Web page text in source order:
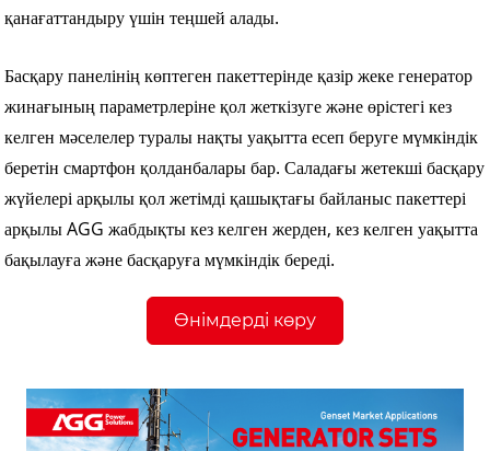
қанағаттандыру үшін теңшей алады.
Басқару панелінің көптеген пакеттерінде қазір жеке генератор
жинағының параметрлеріне қол жеткізуге және өрістегі кез
келген мәселелер туралы нақты уақытта есеп беруге мүмкіндік
беретін смартфон қолданбалары бар. Саладағы жетекші басқару
жүйелері арқылы қол жетімді қашықтағы байланыс пакеттері
арқылы AGG жабдықты кез келген жерден, кез келген уақытта
бақылауға және басқаруға мүмкіндік береді.
Өнімдерді көру